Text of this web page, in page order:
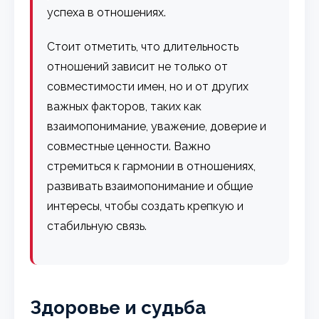
успеха в отношениях.
Стоит отметить, что длительность
отношений зависит не только от
совместимости имен, но и от других
важных факторов, таких как
взаимопонимание, уважение, доверие и
совместные ценности. Важно
стремиться к гармонии в отношениях,
развивать взаимопонимание и общие
интересы, чтобы создать крепкую и
стабильную связь.
Здоровье и судьба